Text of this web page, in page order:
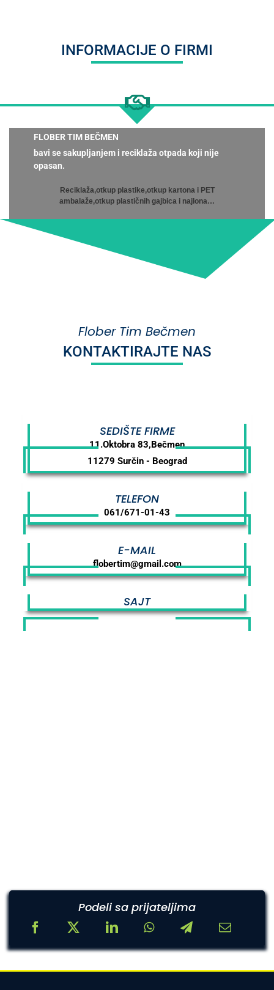
INFORMACIJE O FIRMI
FLOBER TIM BEČMEN
bavi se sakupljanjem i reciklaža otpada koji nije
opasan.
Reciklaža,otkup plastike,otkup kartona i PET
ambalaže,otkup plastičnih gajbica i najlona…
Flober Tim Bečmen
KONTAKTIRAJTE NAS
SEDIŠTE FIRME
11.Oktobra 83,Bečmen
11279 Surčin - Beograd
TELEFON
061/671-01-43
E-MAIL
flobertim@gmail.com
SAJT
Podeli sa prijateljima